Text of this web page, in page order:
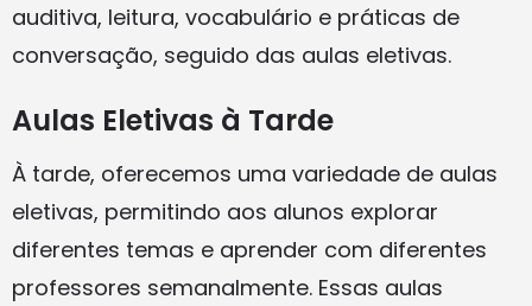
auditiva, leitura, vocabulário e práticas de
conversação, seguido das aulas eletivas.
Aulas Eletivas à Tarde
À tarde, oferecemos uma variedade de aulas
eletivas, permitindo aos alunos explorar
diferentes temas e aprender com diferentes
professores semanalmente. Essas aulas